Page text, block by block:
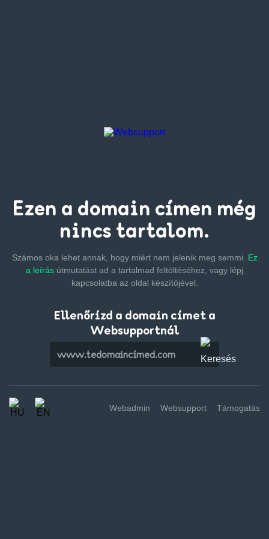
Ezen a domain címen még
nincs tartalom.
Számos oka lehet annak, hogy miért nem jelenik meg semmi. Ez
a leírás útmutatást ad a tartalmad feltöltéséhez, vagy lépj
kapcsolatba az oldal készítőjével.
Ellenőrízd a domain címet a
Websupportnál
Webadmin Websupport Támogatás